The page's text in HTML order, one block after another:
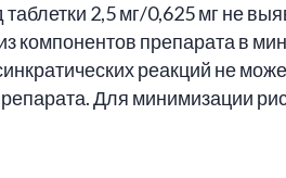
2,5 мг/0,625 мг не
компонентов препарата в
реакций не
Для минимизации